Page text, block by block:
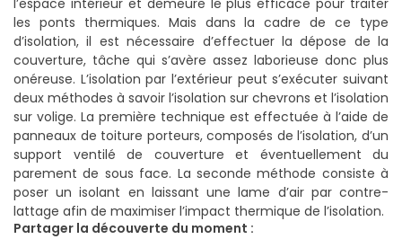
l’espace intérieur et demeure le plus efficace pour traiter
les ponts thermiques. Mais dans la cadre de ce type
d’isolation, il est nécessaire d’effectuer la dépose de la
couverture, tâche qui s’avère assez laborieuse donc plus
onéreuse. L’isolation par l’extérieur peut s’exécuter suivant
deux méthodes à savoir l’isolation sur chevrons et l’isolation
sur volige. La première technique est effectuée à l’aide de
panneaux de toiture porteurs, composés de l’isolation, d’un
support ventilé de couverture et éventuellement du
parement de sous face. La seconde méthode consiste à
poser un isolant en laissant une lame d’air par contre-
lattage afin de maximiser l’impact thermique de l’isolation.
Partager la découverte du moment :